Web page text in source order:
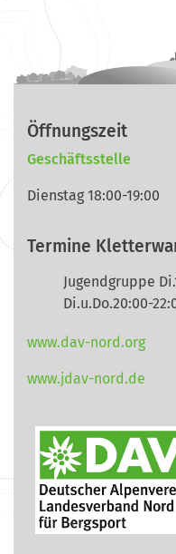
Öffnungszeit
Geschäftsstelle
Dienstag 18:00-19:00
Termine
Jugendgruppe
Di.u.Do.20:00-
www.dav-nord.org
www.jdav-nord.de